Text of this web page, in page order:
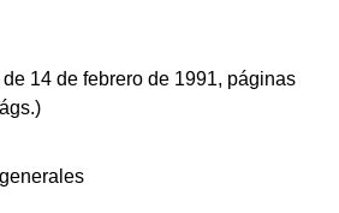
de 14 de febrero de 1991, páginas
)